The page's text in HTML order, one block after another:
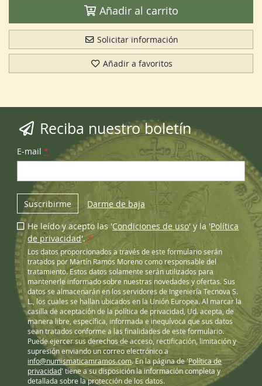
Añadir al carrito
Solicitar información
Añadir a favoritos
Reciba nuestro boletín
E-mail *
Suscribirme Darme de baja
He leído y acepto las 'Condiciones de uso' y la 'Política
de privacidad'.*
Los datos proporcionados a través de este formulario serán
tratados por Martín Ramos Moreno como responsable del
tratamiento. Estos datos solamente serán utilizados para
mantenerle informado sobre nuestras novedades y ofertas. Sus
datos se almacenarán en los servidores de Ingeniería Tecnova S.
L., los cuales se hallan ubicados en la Unión Europea. Al marcar la
casilla de aceptación de la política de privacidad, Ud. acepta, de
manera libre, específica, informada e inequívoca que sus datos
sean tratados conforme a las finalidades de este formulario.
Puede ejercer sus derechos de acceso, rectificación, limitación y
supresión enviando un correo electrónico a
info@numismaticamramos.com. En la página de 'Política de
privacidad' tiene a su disposición la información completa y
detallada sobre la protección de los datos.